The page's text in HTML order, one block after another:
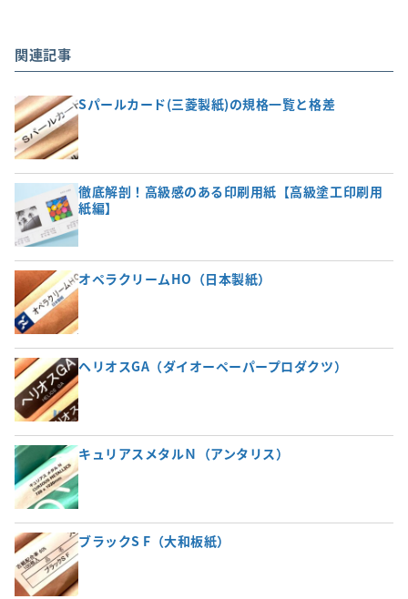
関連記事
Sパールカード(三菱製紙)の規格一覧と格差
徹底解剖！高級感のある印刷用紙【高級塗工印刷用
紙編】
オペラクリームHO（日本製紙）
ヘリオスGA（ダイオーペーパープロダクツ）
キュリアスメタルＮ（アンタリス）
ブラックS F（大和板紙）